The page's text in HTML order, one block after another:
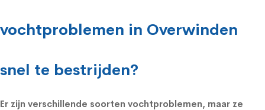
vochtproblemen in Overwinden
snel te bestrijden?
Er zijn verschillende soorten vochtproblemen, maar ze